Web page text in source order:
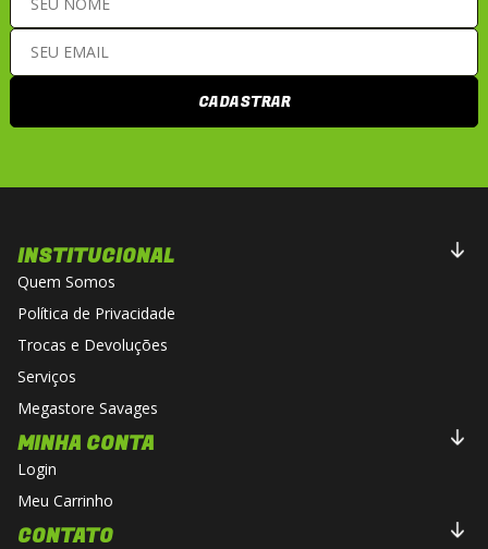
CADASTRAR
INSTITUCIONAL
Quem Somos
Política de Privacidade
Trocas e Devoluções
Serviços
Megastore Savages
MINHA CONTA
Login
Meu Carrinho
CONTATO